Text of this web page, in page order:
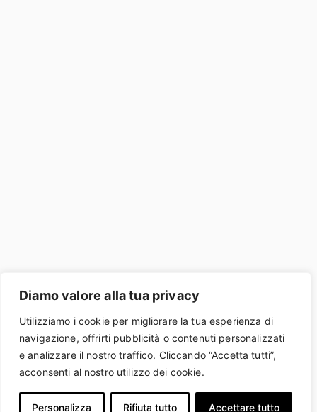
Diamo valore alla tua privacy
Utilizziamo i cookie per migliorare la tua esperienza di
navigazione, offrirti pubblicità o contenuti personalizzati
e analizzare il nostro traffico. Cliccando “Accetta tutti”,
acconsenti al nostro utilizzo dei cookie.
Personalizza Rifiuta tutto Accettare tutto